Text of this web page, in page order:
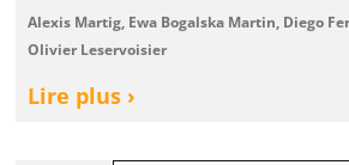
Alexis Martig, Ewa Bogalska Martin, Diego
Olivier Leservoisier
Lire plus ›